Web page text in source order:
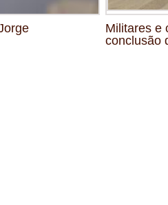
Militares e
conclusão